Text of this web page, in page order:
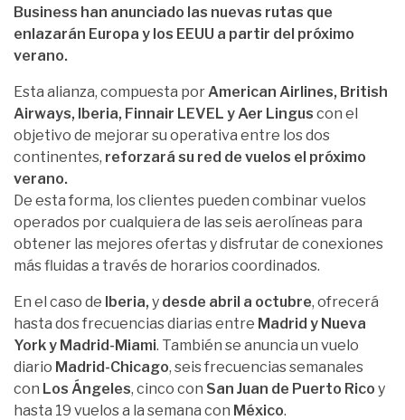
Business han anunciado las nuevas rutas que
enlazarán Europa y los EEUU a partir del próximo
verano.
Esta alianza, compuesta por American Airlines, British
Airways, Iberia, Finnair LEVEL y Aer Lingus con el
objetivo de mejorar su operativa entre los dos
continentes, reforzará su red de vuelos el próximo
verano.
De esta forma, los clientes pueden combinar vuelos
operados por cualquiera de las seis aerolíneas para
obtener las mejores ofertas y disfrutar de conexiones
más fluidas a través de horarios coordinados.
En el caso de Iberia, y desde abril a octubre, ofrecerá
hasta dos frecuencias diarias entre Madrid y Nueva
York y Madrid-Miami. También se anuncia un vuelo
diario Madrid-Chicago, seis frecuencias semanales
con Los Ángeles, cinco con San Juan de Puerto Rico y
hasta 19 vuelos a la semana con México.